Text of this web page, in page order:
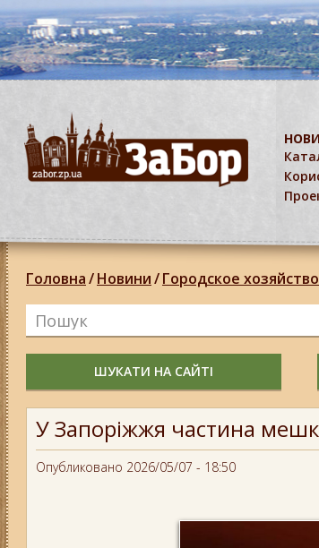
Головна/Новини/Городское хозяйство
ШУКАТИ НА САЙТІ
У Запоріжжя частина
Опубликовано 2026/05/07 - 18:50